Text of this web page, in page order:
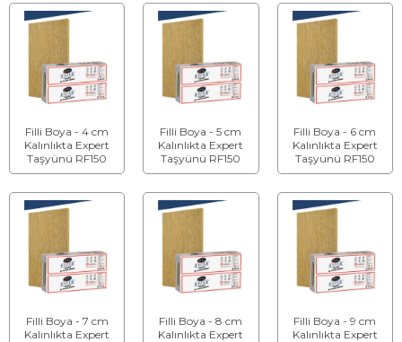
Filli Boya - 4 cm
Kalınlıkta Expert
Taşyünü RF150
Teras Çatı Levhası
Filli Boya - 5 cm
Kalınlıkta Expert
Taşyünü RF150
Teras Çatı Levhası
Filli Boya - 6 cm
Kalınlıkta Expert
Taşyünü RF150
Teras Çatı Levhası
Filli Boya - 7 cm
Kalınlıkta Expert
Filli Boya - 8 cm
Kalınlıkta Expert
Filli Boya - 9 cm
Kalınlıkta Expert